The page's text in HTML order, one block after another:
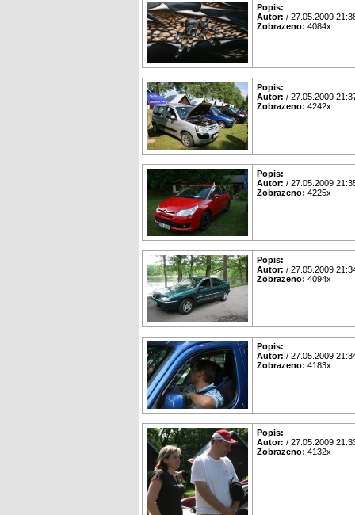
Popis:
Autor: / 27.05.2009
Zobrazeno: 4084x
Popis:
Autor: / 27.05.2009
Zobrazeno: 4242x
Popis:
Autor: / 27.05.2009
Zobrazeno: 4225x
Popis:
Autor: / 27.05.2009
Zobrazeno: 4094x
Popis:
Autor: / 27.05.2009
Zobrazeno: 4183x
Popis:
Autor: / 27.05.2009
Zobrazeno: 4132x